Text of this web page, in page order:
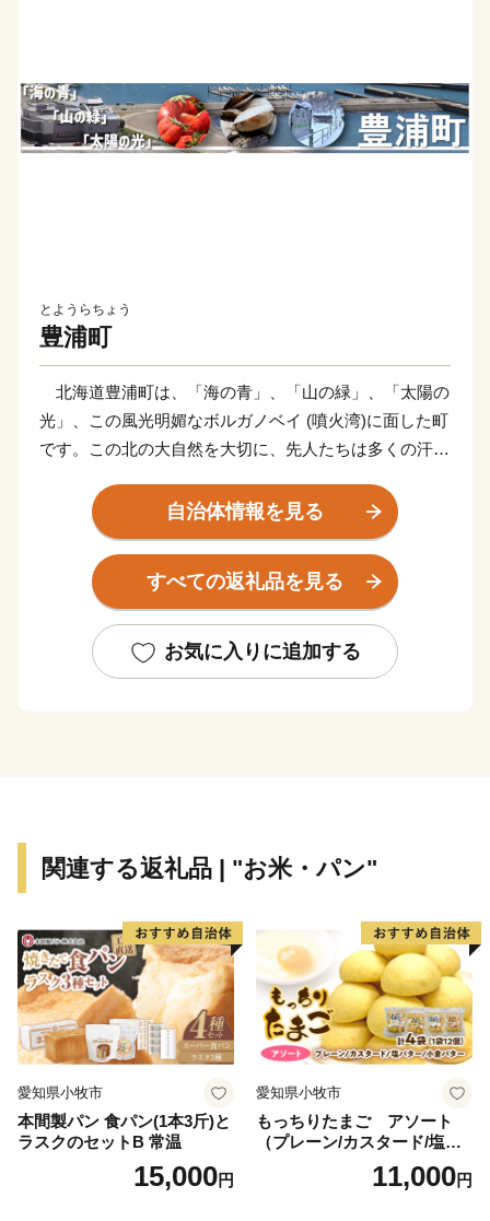
とようらちょう
豊浦町
北海道豊浦町は、「海の青」、「山の緑」、「太陽の
光」、この風光明媚なボルガノベイ (噴火湾)に面した町
です。この北の大自然を大切に、先人たちは多くの汗を
の豊浦町があり、私たちは、この流した汗にまた一汗一
汗適応した施策を推し進め、次世代に受け継いでいかな
ければならないと考えています。
本町は従前より第一次産業において、大きく成長をし
「ホタテ」など、農業及び水産業が盛んであります。加
えて現在では、地場産品を生かした６次産業や観光事業
す。未来ある豊浦町の取り組みにご賛同いただき、皆様
自治体情報を見る
すべての返礼品を見る
お気に入りに追加する
関連する返礼品 | "お米・パン"
愛知県小牧市
本間製パン 食パン(1本3斤)と
ラスクのセットB 常温
15,000円
愛知県小牧市
もっちりたまご アソート
（プレーン/カスタード/塩バ
ター/小倉バター）11,000円